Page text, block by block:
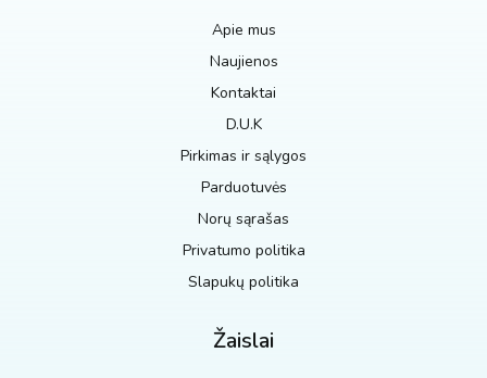
Apie mus
Naujienos
Kontaktai
D.U.K
Pirkimas ir sąlygos
Parduotuvės
Norų sąrašas
Privatumo politika
Slapukų politika
Žaislai